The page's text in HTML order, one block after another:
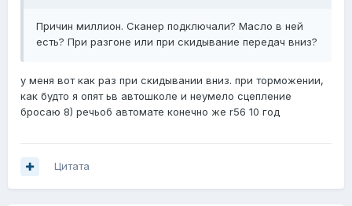
Причин миллион. Сканер подключали? Масло в ней
есть? При разгоне или при скидывание передач вниз?
у меня вот как раз при скидывании вниз. при торможении,
как будто я опят ьв автошколе и неумело сцепление
бросаю 8) речьоб автомате конечно же r56 10 год
Цитата